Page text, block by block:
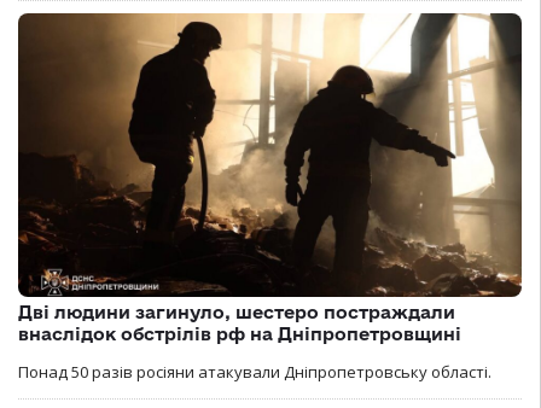
Дві людини загинуло, шестеро постраждали
внаслідок обстрілів рф на Дніпропетровщині
Понад 50 разів росіяни атакували Дніпропетровську області.